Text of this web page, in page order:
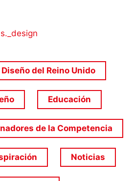
del Reino Unido
Educación
de la Competencia
Noticias